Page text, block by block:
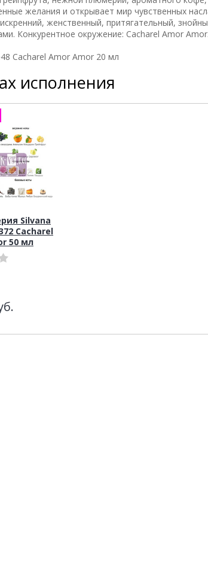
желания и открывает мир чувственных
женственный, притягательный,
Конкурентное окружение: Cacharel Amor Amor.
Cacharel Amor Amor 20 мл
исполнения
Silvana
Cacharel
50 мл